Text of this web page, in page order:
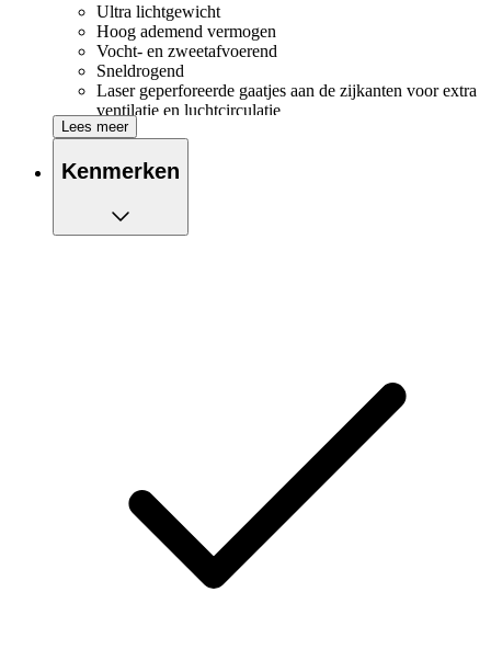
Ultra lichtgewicht
Hoog ademend vermogen
Vocht- en zweetafvoerend
Sneldrogend
Laser geperforeerde gaatjes aan de zijkanten voor extra
ventilatie en luchtcirculatie
Verstelbare achterkant met kliksluiting
Lees meer
Kenmerken